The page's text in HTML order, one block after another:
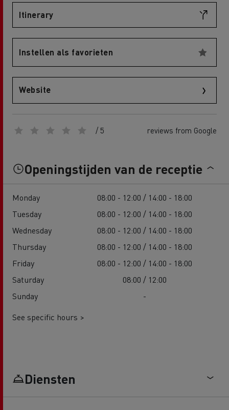
Itinerary
Instellen als favorieten
Website
/ 5 reviews from Google
Openingstijden van de receptie
Monday
08:00 - 12:00 / 14:00 - 18:00
Tuesday
08:00 - 12:00 / 14:00 - 18:00
Wednesday
08:00 - 12:00 / 14:00 - 18:00
Thursday
08:00 - 12:00 / 14:00 - 18:00
Friday
08:00 - 12:00 / 14:00 - 18:00
Saturday
08:00 / 12:00
Sunday
-
See specific hours >
Diensten